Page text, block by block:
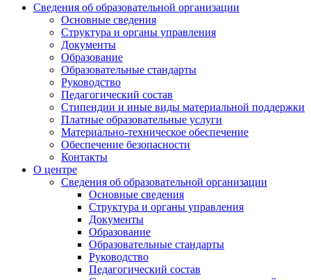
Сведения об образовательной организации
Основные сведения
Структура и органы управления
Документы
Образование
Образовательные стандарты
Руководство
Педагогический состав
Стипендии и иные виды материальной поддержки
Платные образовательные услуги
Материально-техническое обеспечение
Обеспечение безопасности
Контакты
О центре
Сведения об образовательной организации
Основные сведения
Структура и органы управления
Документы
Образование
Образовательные стандарты
Руководство
Педагогический состав